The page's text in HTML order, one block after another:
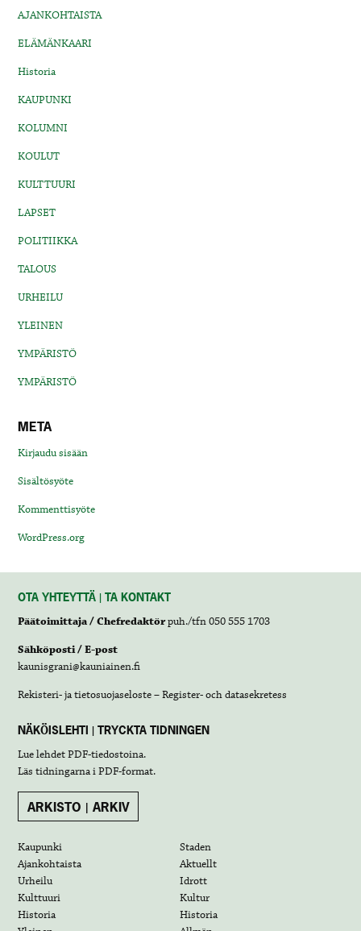
AJANKOHTAISTA
ELÄMÄNKAARI
Historia
KAUPUNKI
KOLUMNI
KOULUT
KULTTUURI
LAPSET
POLITIIKKA
TALOUS
URHEILU
YLEINEN
YMPÄRISTÖ
YMPÄRISTÖ
META
Kirjaudu sisään
Sisältösyöte
Kommenttisyöte
WordPress.org
OTA YHTEYTTÄ | TA KONTAKT
Päätoimittaja / Chefredaktörpuh./tfn 050 555 1703
Sähköposti / E-post
kaunisgrani@kauniainen.fi
Rekisteri- ja tietosuojaseloste – Register- och datasekretess
NÄKÖISLEHTI | TRYCKTA TIDNINGEN
Lue lehdetPDF-tiedostoina.
Läs tidningarna iPDF-format.
ARKISTO | ARKIV
Kaupunki
Staden
Ajankohtaista
Aktuellt
Urheilu
Idrott
Kulttuuri
Kultur
Historia
Historia